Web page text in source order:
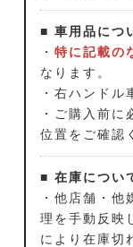
■ 車用品につ
・ 特に記載の
なります。
・右ハンドル
・ご購入前
位置をご確認
■ 在庫につい
・他店舗・
理を手動反映
により在庫切